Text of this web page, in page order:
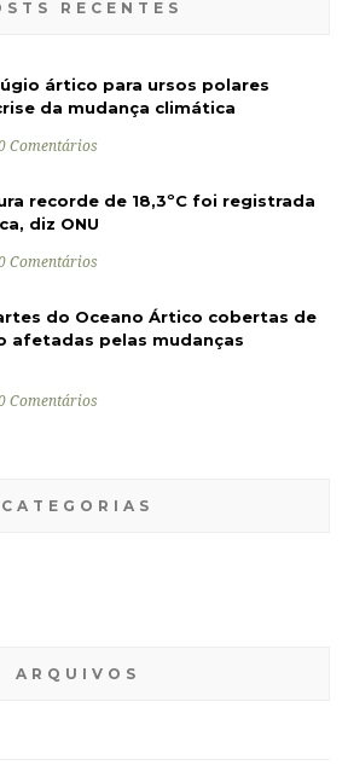
RECENTES
ártico para ursos polares
da mudança climática
Comentários
recorde de 18,3ºC foi registrada
diz ONU
Comentários
do Oceano Ártico cobertas de
afetadas pelas mudanças
Comentários
CATEGORIAS
ARQUIVOS